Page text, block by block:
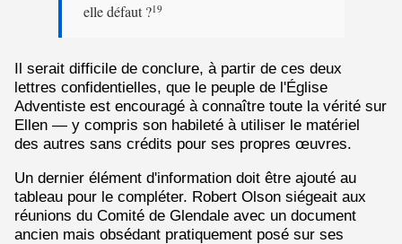
elle défaut ?19
Il serait difficile de conclure, à partir de ces deux
lettres confidentielles, que le peuple de l'Église
Adventiste est encouragé à connaître toute la vérité sur
Ellen — y compris son habileté à utiliser le matériel
des autres sans crédits pour ses propres œuvres.
Un dernier élément d'information doit être ajouté au
tableau pour le compléter. Robert Olson siégeait aux
réunions du Comité de Glendale avec un document
ancien mais obsédant pratiquement posé sur ses